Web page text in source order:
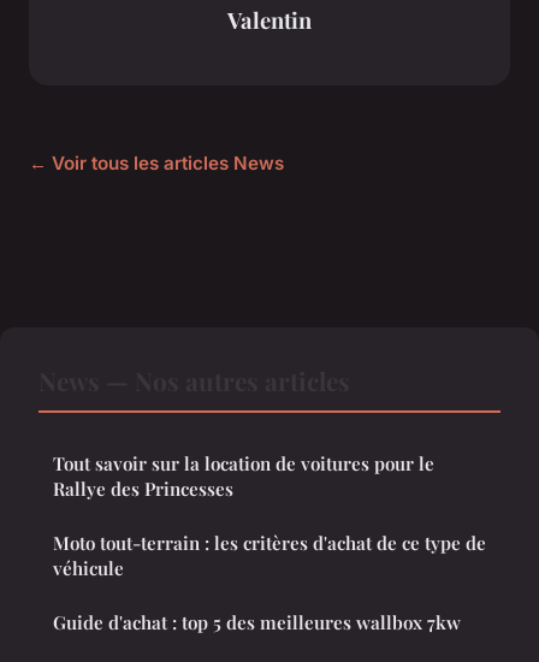
Valentin
← Voir tous les articles News
Tout savoir sur la location de voitures pour le
Rallye des Princesses
Moto tout-terrain : les critères d'achat de ce type de
véhicule
Guide d'achat : top 5 des meilleures wallbox 7kw